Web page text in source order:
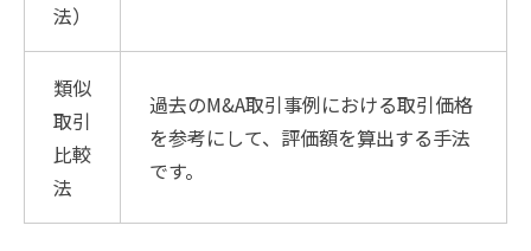
法）
類似
取引
比較
法
過去のM&A取引事例における取引価格
を参考にして、評価額を算出する手法
です。